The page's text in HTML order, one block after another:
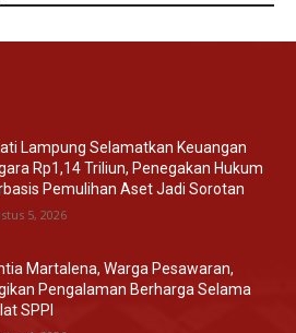
Lampung Selamatkan Keuangan
Rp1,14 Triliun, Penegakan Hukum
Pemulihan Aset Jadi Sorotan
5, 2026
Martalena, Warga Pesawaran,
Pengalaman Berharga Selama
SPPI